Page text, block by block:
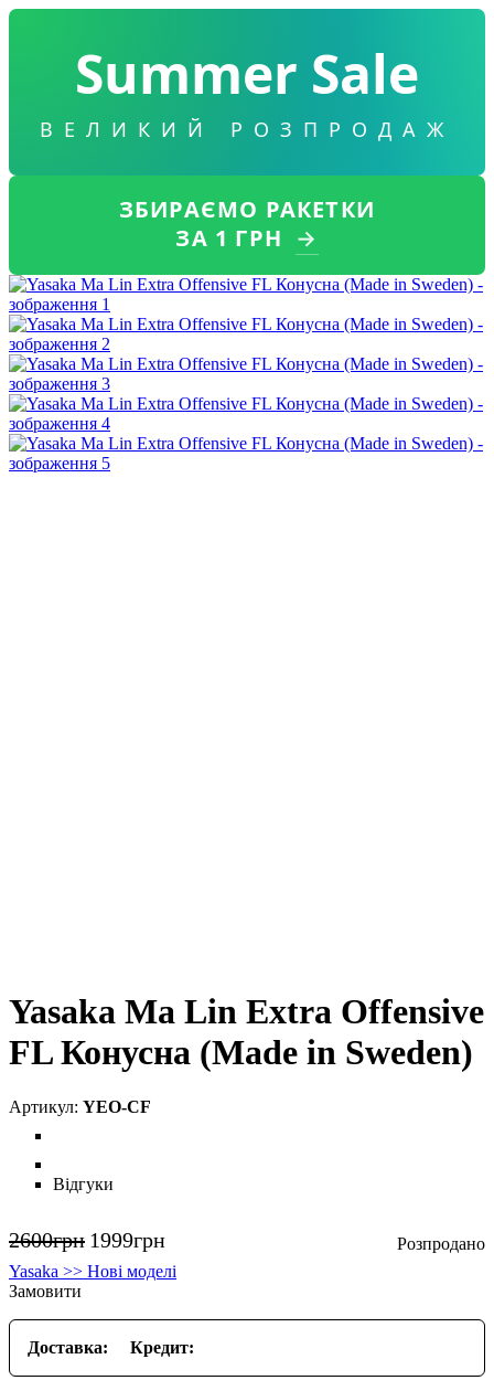
Summer Sale
ВЕЛИКИЙ РОЗПРОДАЖ
ЗБИРАЄМО РАКЕТКИ
ЗА 1 ГРН →
Yasaka Ma Lin Extra Offensive
FL Конусна (Made in Sweden)
YEO-CF
Відгуки
2600грн 1999грн
Yasaka >> Нові моделі
Замовити
Доставка: Кредит: